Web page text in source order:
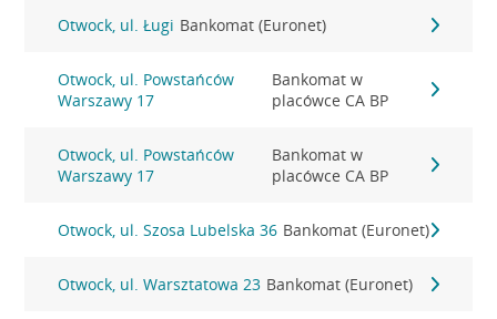
Otwock, ul. Ługi Bankomat (Euronet)
Otwock, ul. Powstańców
Warszawy 17
Bankomat w
placówce CA BP
Otwock, ul. Powstańców
Warszawy 17
Bankomat w
placówce CA BP
Otwock, ul. Szosa Lubelska 36 Bankomat (Euronet)
Otwock, ul. Warsztatowa 23 Bankomat (Euronet)